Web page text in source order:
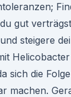
gut
steigere
sich die
machen.